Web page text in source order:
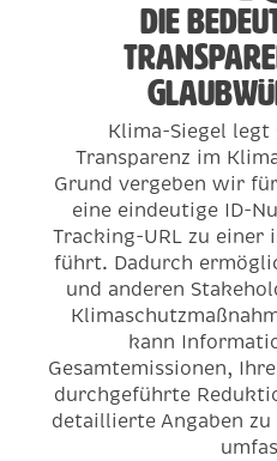
Die
Klima-Siegel
Transparenz im
Grund vergeben wir
eine eindeutige ID-
Tracking-URL zu einer
führt. Dadurch
und anderen
kann
Gesamtemissionen,
durchgeführte
detaillierte Angaben